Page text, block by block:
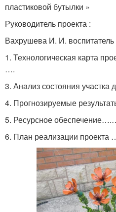
пластиковой бутылки »
Руководитель проекта :
Вахрушева И. И.
1. Технологическая карта
….
3. Анализ состояния участка
4. Прогнозируемые
5. Ресурсное
6. План реализации проекта